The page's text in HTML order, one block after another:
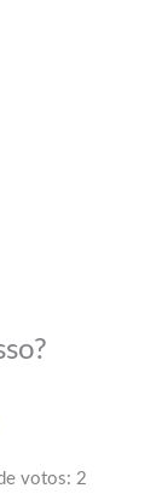
votos: 2